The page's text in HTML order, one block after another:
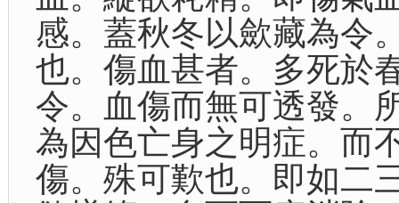
感。蓋秋冬以歛藏為令
也。傷血甚者。多死於
令。血傷而無可透發。
為因色亡身之明症。而
傷。殊可歎也。即如二